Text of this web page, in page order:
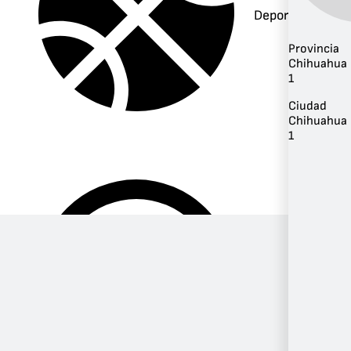
Deportes
Provincia
Chihuahua
1
Ciudad
Chihuahua
1